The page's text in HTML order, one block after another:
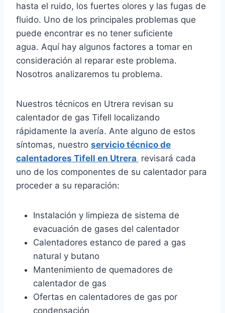
hasta el ruido, los fuertes olores y las fugas de
fluido. Uno de los principales problemas que
puede encontrar es no tener suficiente
agua. Aquí hay algunos factores a tomar en
consideración al reparar este problema.
Nosotros analizaremos tu problema.
Nuestros técnicos en Utrera revisan su
calentador de gas Tifell localizando
rápidamente la avería. Ante alguno de estos
síntomas, nuestro servicio técnico de
calentadores Tifell en Utrera revisará cada
uno de los componentes de su calentador para
proceder a su reparación:
Instalación y limpieza de sistema de
evacuación de gases del calentador
Calentadores estanco de pared a gas
natural y butano
Mantenimiento de quemadores de
calentador de gas
Ofertas en calentadores de gas por
condensación